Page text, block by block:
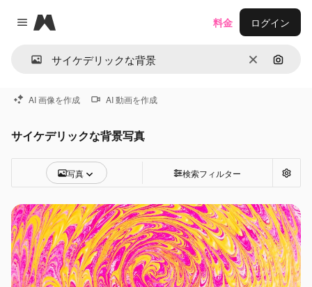
Close menu
Magnific
消去 画像で
料金 ログイン
AI 画像を作成 AI 動画を作成
サイケデリックな背景写真
写真 検索フィルター